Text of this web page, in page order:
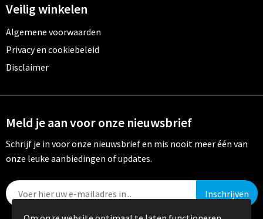
Veilig winkelen
Algemene voorwaarden
Privacy en cookiebeleid
Disclaimer
Meld je aan voor onze nieuwsbrief
Schrijf je in voor onze nieuwsbrief en mis nooit meer één van
onze leuke aanbiedingen of updates.